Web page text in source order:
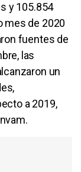
y 105.854
mes de 2020
fuentes de
las
un
a 2019,